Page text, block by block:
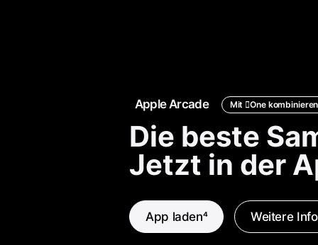
Apple Arcade Mit Onekombinieren
Die beste
Jetzt in der
App laden4 Weitere